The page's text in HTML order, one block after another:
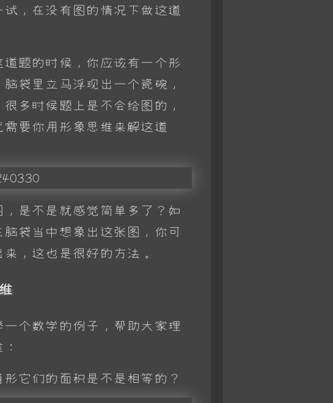
试，在没有图的情况下做这道
道题的时候，你应该有一个形
袋里立马浮现出一个瓷碗，
多时候题上是不会给图的，
需要你用形象思维来解这道
，是不是就感觉简单多了？如
脑袋当中想象出这张图，你可
，这也是很好的方法。
一个数学的例子，帮助大家理
它们的面积是不是相等的？